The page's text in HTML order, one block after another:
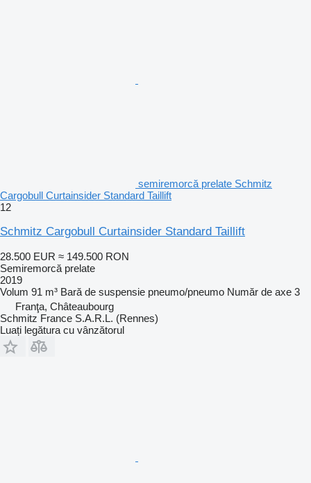
semiremorcă prelate Schmitz
Cargobull Curtainsider Standard Taillift
12
Schmitz Cargobull Curtainsider Standard Taillift
28.500 EUR ≈ 149.500 RON
Semiremorcă prelate
2019
Volum 91 m³ Bară de suspensie pneumo/pneumo Număr de axe 3
Franţa, Châteaubourg
Schmitz France S.A.R.L. (Rennes)
Luați legătura cu vânzătorul